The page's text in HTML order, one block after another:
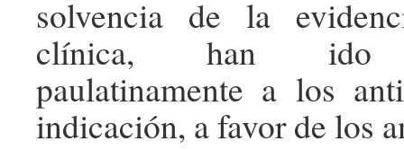
solvencia de la
clínica, han ido
paulatinamente a los
indicación, a favor de los